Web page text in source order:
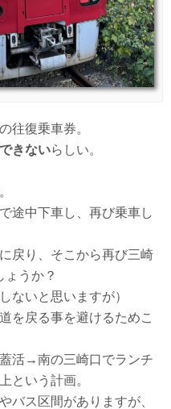
往復乗車券。
きないらしい。
途中下車し、再び乗車し
戻り、そこから再び三崎
ょうか？
ないと思いますが）
を戻る事を避けるためこ
活→南の三崎口でランチ
という計画。
バス区間がありますが、